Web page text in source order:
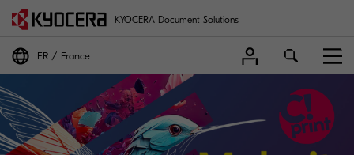
KYOCERA Document Solutions
FR France